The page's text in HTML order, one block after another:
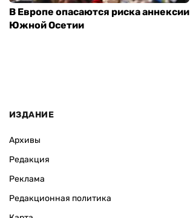
В Европе опасаются риска аннексии
Южной Осетии
ИЗДАНИЕ
Архивы
Редакция
Реклама
Редакционная политика